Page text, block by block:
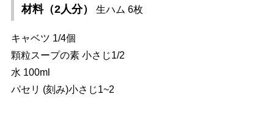
材料（2人分） 生ハム 6枚
キャベツ 1/4個
顆粒スープの素 小さじ1/2
水 100ml
パセリ (刻み)小さじ1~2